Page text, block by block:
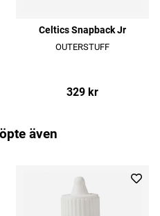
Celtics Snapback Jr
OUTERSTUFF
329 kr
även